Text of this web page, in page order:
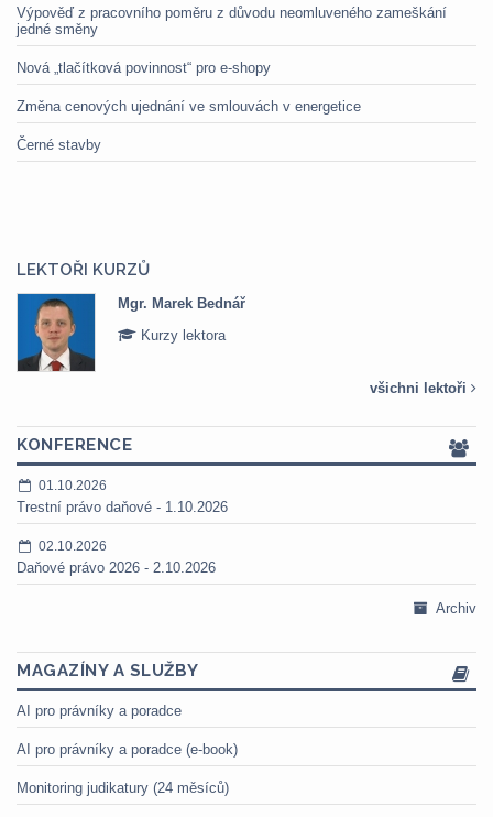
Výpověď z pracovního poměru z důvodu neomluveného zameškání
jedné směny
Nová „tlačítková povinnost“ pro e-shopy
Změna cenových ujednání ve smlouvách v energetice
Černé stavby
LEKTOŘI KURZŮ
Mgr. Marek Bednář
Kurzy lektora
všichni lektoři
KONFERENCE
01.10.2026
Trestní právo daňové - 1.10.2026
02.10.2026
Daňové právo 2026 - 2.10.2026
Archiv
MAGAZÍNY A SLUŽBY
AI pro právníky a poradce
AI pro právníky a poradce (e-book)
Monitoring judikatury (24 měsíců)